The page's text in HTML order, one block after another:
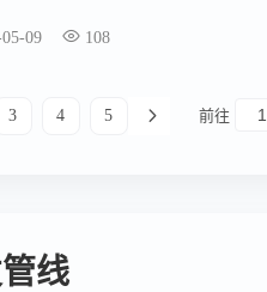
09 108
3 4 5 前往
线